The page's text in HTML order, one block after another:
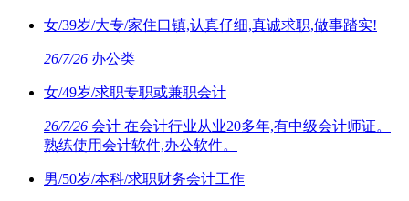
女/39岁/大专/家住口镇,认真仔细,真诚求职,做事踏实!
26/7/26 办公类
女/49岁/求职专职或兼职会计
26/7/26 会计 在会计行业从业20多年,有中级会计师证。
熟练使用会计软件,办公软件。
男/50岁/本科/求职财务会计工作